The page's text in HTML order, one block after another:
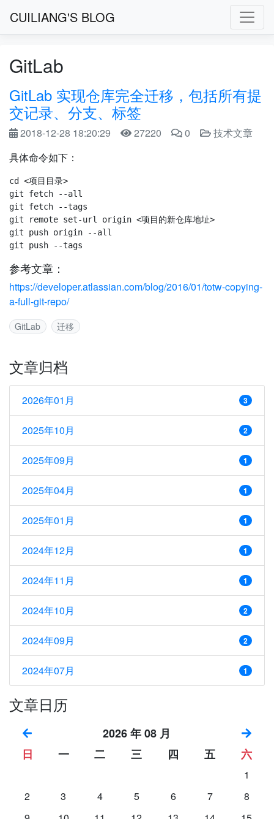
CUILIANG'S BLOG
GitLab
GitLab 实现仓库完全迁移，包括所有提
交记录、分支、标签
2018-12-28 18:20:29 27220 0
技术文章
具体命令如下：
cd <项目目录>
git fetch --all
git fetch --tags
git remote set-url origin <项目的新仓库地址>
git push origin --all
参考文章：
https://developer.atlassian.com/blog/2016/01/totw-copying-
a-full-git-repo/
GitLab 迁移
文章归档
2026年01月 3
2025年10月 2
2025年09月 1
2025年04月 1
2025年01月 1
2024年12月 1
2024年11月 1
2024年10月 2
2024年09月 2
2024年07月 1
文章日历
2026 年 08 月
日
一 二 三 四 五 六
1
2
3 4 5 6 7
8